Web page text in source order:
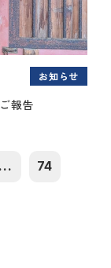
お知らせ
報告
... 74